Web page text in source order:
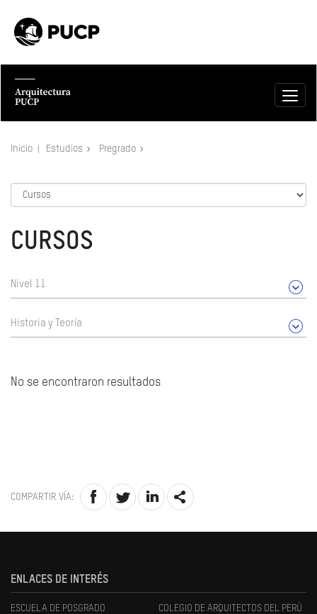
Inicio Estudios Pregrado
CURSOS
Nivel 11
Historia y Teoría
No se encontraron resultados
COMPARTIR VÍA:
ENLACES DE INTERÉS
ESCUELA DE POSGRADO COLEGIO DE ARQUITECTOS DEL PERÚ